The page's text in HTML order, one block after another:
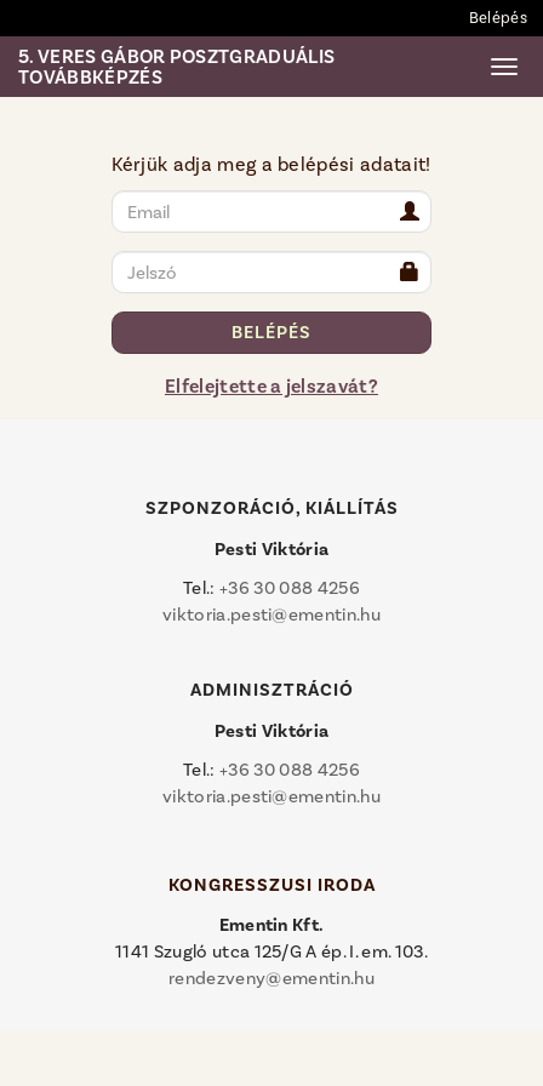
Belépés
5. VERES GÁBOR POSZTGRADUÁLIS
TOVÁBBKÉPZÉS
Kérjük adja meg a belépési adatait!
BELÉPÉS
Elfelejtette a jelszavát?
SZPONZORÁCIÓ, KIÁLLÍTÁS
Pesti Viktória
Tel.:+36 30 088 4256
viktoria.pesti@ementin.hu
ADMINISZTRÁCIÓ
Pesti Viktória
Tel.:+36 30 088 4256
viktoria.pesti@ementin.hu
KONGRESSZUSI IRODA
Ementin Kft.
1141 Szugló utca 125/G A ép. I. em. 103.
rendezveny@ementin.hu